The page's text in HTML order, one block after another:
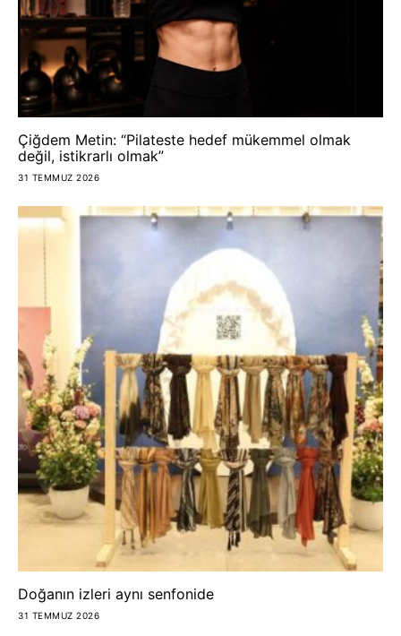
Çiğdem Metin: “Pilateste hedef mükemmel olmak
değil, istikrarlı olmak”
31 TEMMUZ 2026
Doğanın izleri aynı senfonide
31 TEMMUZ 2026